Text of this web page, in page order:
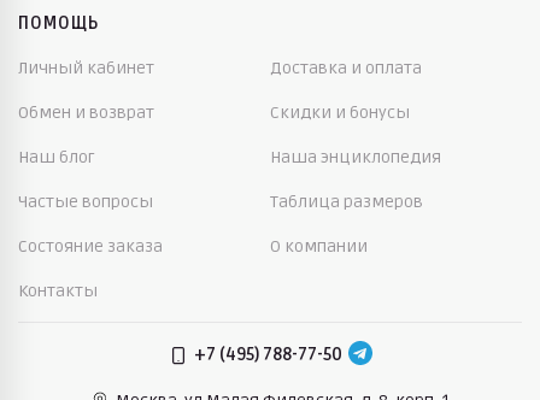
ПОМОЩЬ
Личный кабинет Доставка и оплата
Обмен и возврат Скидки и бонусы
Наш блог Наша энциклопедия
Частые вопросы Таблица размеров
Состояние заказа О компании
Контакты
+7 (495) 788-77-50